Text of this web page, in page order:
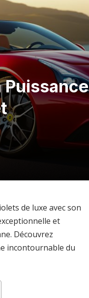
Puissance
de luxe avec son
et
Découvrez
incontournable du